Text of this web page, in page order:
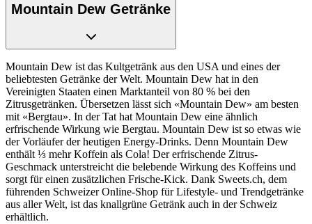
Mountain Dew Getränke
Mountain Dew ist das Kultgetränk aus den USA und eines der
beliebtesten Getränke der Welt. Mountain Dew hat in den
Vereinigten Staaten einen Marktanteil von 80 % bei den
Zitrusgetränken. Übersetzen lässt sich «Mountain Dew» am besten
mit «Bergtau». In der Tat hat Mountain Dew eine ähnlich
erfrischende Wirkung wie Bergtau. Mountain Dew ist so etwas wie
der Vorläufer der heutigen Energy-Drinks. Denn Mountain Dew
enthält ⅓ mehr Koffein als Cola! Der erfrischende Zitrus-
Geschmack unterstreicht die belebende Wirkung des Koffeins und
sorgt für einen zusätzlichen Frische-Kick. Dank Sweets.ch, dem
führenden Schweizer Online-Shop für Lifestyle- und Trendgetränke
aus aller Welt, ist das knallgrüne Getränk auch in der Schweiz
erhältlich.